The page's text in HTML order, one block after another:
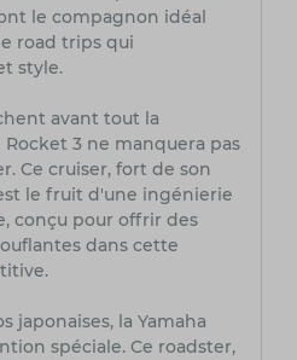
le compagnon idéal
road trips qui
style.
avant tout la
3 ne manquera pas
Ce cruiser, fort de son
le fruit d'une ingénierie
conçu pour offrir des
dans cette
japonaises, la Yamaha
spéciale. Ce roadster,